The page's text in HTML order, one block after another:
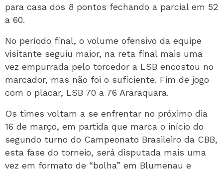
para casa dos 8 pontos fechando a parcial em 52
a 60.
No período final, o volume ofensivo da equipe
visitante seguiu maior, na reta final mais uma
vez empurrada pelo torcedor a LSB encostou no
marcador, mas não foi o suficiente. Fim de jogo
com o placar, LSB 70 a 76 Araraquara.
Os times voltam a se enfrentar no próximo dia
16 de março, em partida que marca o início do
segundo turno do Campeonato Brasileiro da CBB,
esta fase do torneio, será disputada mais uma
vez em formato de “bolha” em Blumenau e